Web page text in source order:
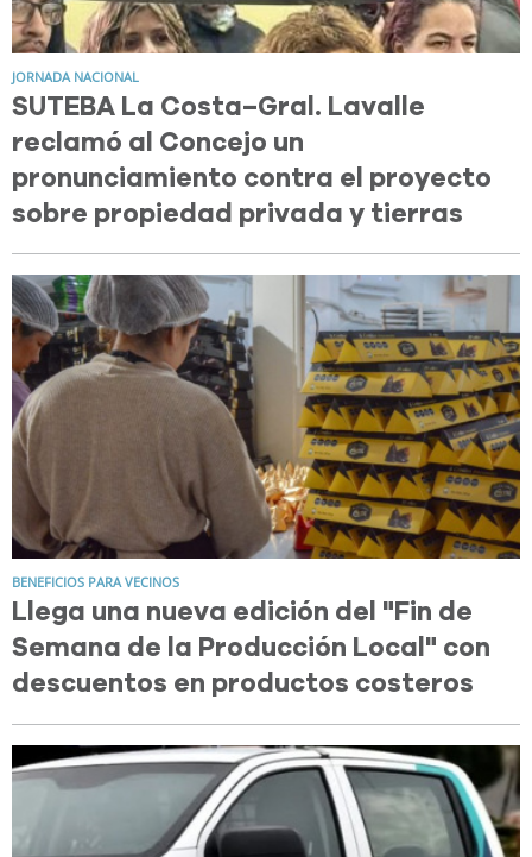
JORNADA NACIONAL
SUTEBA La Costa–Gral. Lavalle
reclamó al Concejo un
pronunciamiento contra el proyecto
sobre propiedad privada y tierras
BENEFICIOS PARA VECINOS
Llega una nueva edición del "Fin de
Semana de la Producción Local" con
descuentos en productos costeros